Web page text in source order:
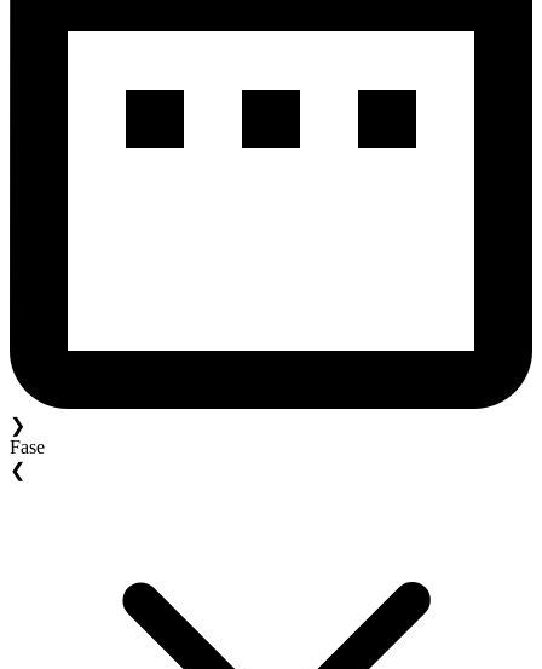
❯
Fase
❮